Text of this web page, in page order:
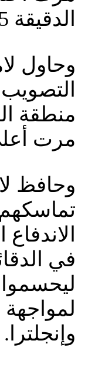
الدقيقة 75.
وحاول
منطقة
مرت
وحافظ
في
ليحسموا
لمواجهة
وإنجلترا.